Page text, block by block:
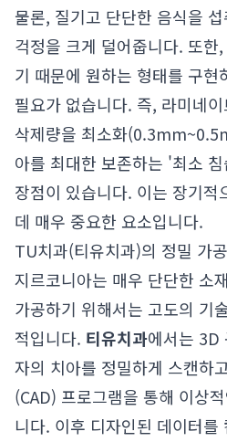
물론, 질기고 단단한 음식을
걱정을 크게 덜어줍니다. 또한
기 때문에 원하는 형태를 구현
필요가 없습니다. 즉, 라미네
삭제량을 최소화
아를 최대한 보존하는 '최소
장점이 있습니다. 이는 장기적
데 매우 중요한 요소입니다.
TU치과(티유치과)의 정밀 가
지르코니아는 매우 단단한 소
가공하기 위해서는 고도의 기
적입니다. 티유치과에서는 3D
자의 치아를 정밀하게 스캔하
(CAD) 프로그램을 통해 이상
니다. 이후 디자인된 데이터를